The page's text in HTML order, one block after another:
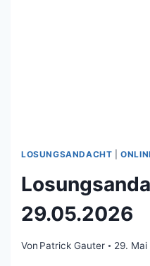
LOSUNGSANDACHT |
29.05.2026
Von Patrick Gauter 29. Mai